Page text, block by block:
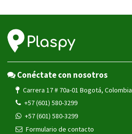
Conéctate con nosotros
Carrera 17 # 70a-01 Bogotá, Colombia
+57 (601) 580-3299
+57 (601) 580-3299
Formulario de contacto